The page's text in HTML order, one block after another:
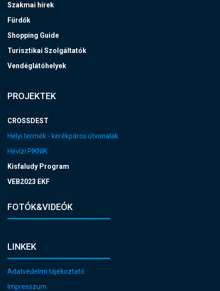
Szakmai hírek
Fürdők
Shopping Guide
Turisztikai Szolgáltatók
Vendéglátóhelyek
PROJEKTEK
CROSSDEST
Helyi termék - kerékpáros útvonalak
Hévízi PIKNIK
Kisfaludy Program
VEB2023 EKF
FOTÓK&VIDEÓK
LINKEK
Adatvédelmi tájékoztató
Impresszum